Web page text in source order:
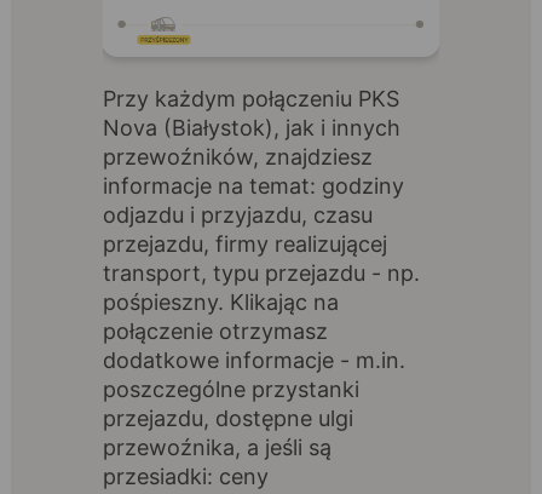
Przy każdym połączeniu PKS
Nova (Białystok), jak i innych
przewoźników, znajdziesz
informacje na temat: godziny
odjazdu i przyjazdu, czasu
przejazdu, firmy realizującej
transport, typu przejazdu - np.
pośpieszny. Klikając na
połączenie otrzymasz
dodatkowe informacje - m.in.
poszczególne przystanki
przejazdu, dostępne ulgi
przewoźnika, a jeśli są
przesiadki: ceny